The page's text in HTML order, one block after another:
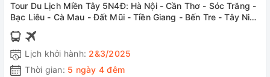
Tour Du Lịch Miền Tây 5N4Đ: Hà Nội - Cần Thơ - Sóc Trăng -
Bạc Liêu - Cà Mau - Đất Mũi - Tiền Giang - Bến Tre - Tây Ninh
Lịch khởi hành: 2&3/2025
Thời gian: 5 ngày 4 đêm